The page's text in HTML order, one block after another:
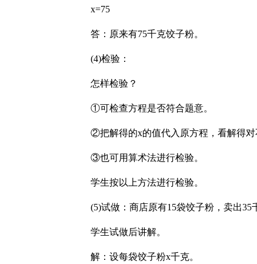
x=75
答：原来有75千克饺子粉。
(4)检验：
怎样检验？
①可检查方程是否符合题意。
②把解得的x的值代入原方程，看解得对
③也可用算术法进行检验。
学生按以上方法进行检验。
(5)试做：商店原有15袋饺子粉，卖出35
学生试做后讲解。
解：设每袋饺子粉x千克。